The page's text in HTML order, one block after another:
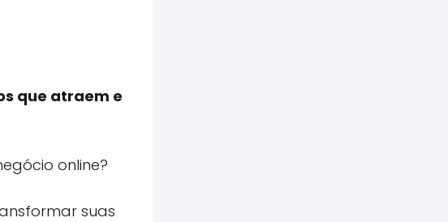
que atraem e
online?
suas